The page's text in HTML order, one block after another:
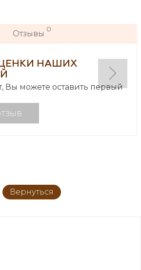
Отзывы 0
НАШИХ
Вы можете оставить первый
Вернуться